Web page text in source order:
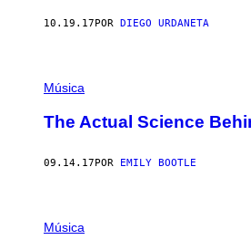
10.19.17POR DIEGO URDANETA
Música
The Actual Science
09.14.17 POR EMILY BOOTLE
Música